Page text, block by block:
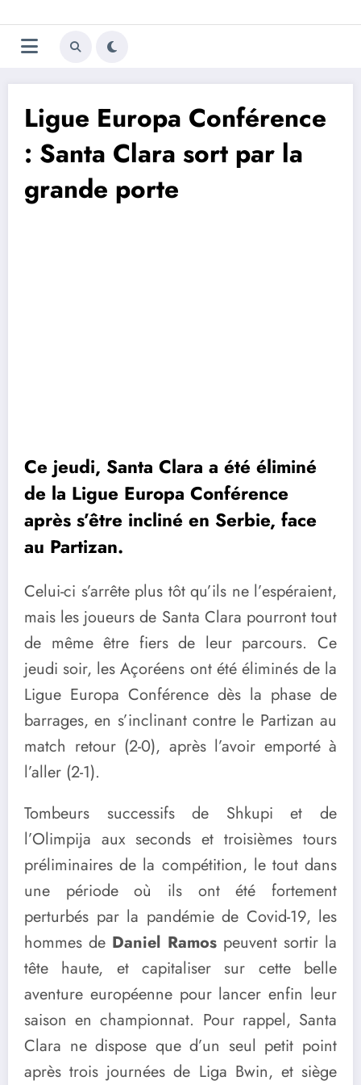
au
contenu
Trivela
L'actualité du football
Ligue Europa Conférence
: Santa Clara sort par la
grande porte
Ce jeudi, Santa Clara a été éliminé
de la Ligue Europa Conférence
après s’être incliné en Serbie, face
au Partizan.
Celui-ci s’arrête plus tôt qu’ils ne l’espéraient,
mais les joueurs de Santa Clara pourront tout
de même être fiers de leur parcours. Ce
jeudi soir, les Açoréens ont été éliminés de la
Ligue Europa Conférence dès la phase de
barrages, en s’inclinant contre le Partizan au
match retour (2-0), après l’avoir emporté à
l’aller (2-1).
Tombeurs successifs de Shkupi et de
l’Olimpija aux seconds et troisièmes tours
préliminaires de la compétition, le tout dans
une période où ils ont été fortement
perturbés par la pandémie de Covid-19, les
hommes de Daniel Ramospeuvent sortir la
tête haute, et capitaliser sur cette belle
aventure européenne pour lancer enfin leur
saison en championnat. Pour rappel, Santa
Clara ne dispose que d’un seul petit point
après trois journées de Liga Bwin, et siège